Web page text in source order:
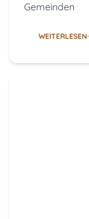
Gemeinden
WEITERLESEN